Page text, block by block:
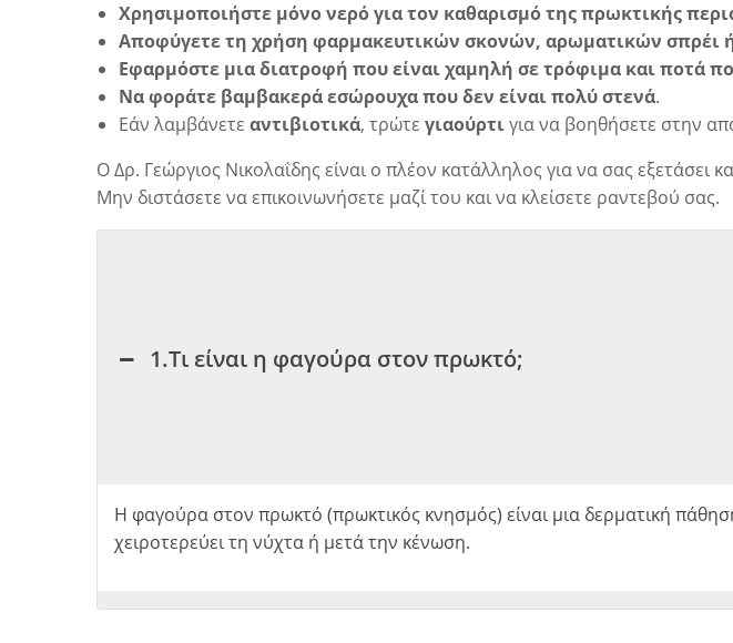
Χρησιμοποιήστε μόνο νερό για τον καθαρισμό της πρωκτικής
Αποφύγετε τη χρήση φαρμακευτικών σκονών, αρωματικών σπρέι
Εφαρμόστε μια διατροφή που είναι χαμηλή σε τρόφιμα και ποτά
Να φοράτε βαμβακερά εσώρουχα που δεν είναι πολύ στενά.
Εάν λαμβάνετε αντιβιοτικά, τρώτε γιαούρτιγια να βοηθήσετε στην
ΟΔρ. Γεώργιος Νικολαΐδης είναι ο πλέον κατάλληλος για να σας εξετάσει
Μην διστάσετε ναεπικοινωνήσετε μαζί του και να κλείσετε ραντεβού σας.
1.Τι είναι η φαγούρα στον πρωκτό;
Η φαγούρα στον πρωκτό (πρωκτικός κνησμός) είναι μια δερματική
χειροτερεύει τη νύχτα ή μετά την κένωση.